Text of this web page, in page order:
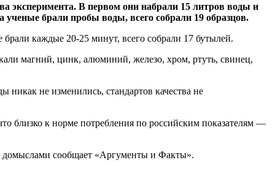
эксперимента. В первом они набрали 15 литров воды и
ученые брали пробы воды, всего собрали 19 образцов.
каждые 20-25 минут, всего собрали 17 бутылей.
магний, цинк, алюминий, железо, хром, ртуть, свинец,
никак не изменились, стандартов качества не
близко к норме потребления по российским показателям —
домыслами сообщает «Аргументы и Факты».